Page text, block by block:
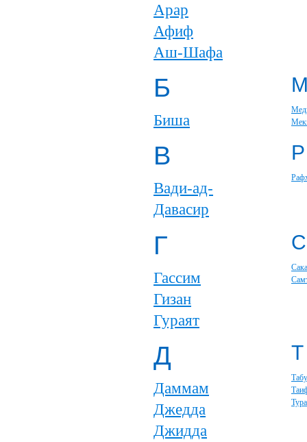
Арар
Афиф
Аш-Шафа
Б
Биша
В
Вади-ад-
Давасир
Р
Г
Гассим
Гизан
Гураят
С
Д
Даммам
Джедда
Джидда
Т